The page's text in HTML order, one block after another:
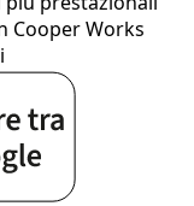
Cooper Works